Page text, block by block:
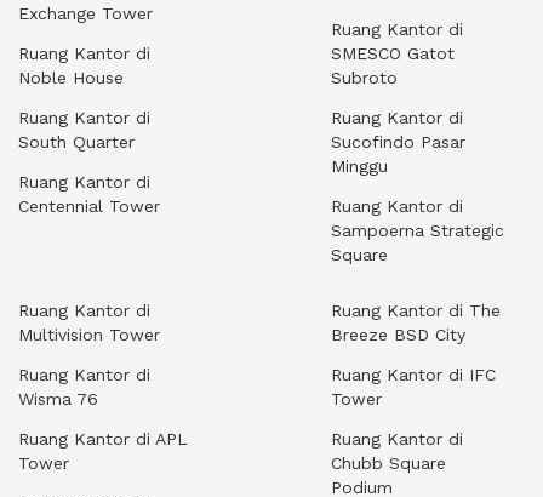
Exchange Tower
Ruang Kantor di
Noble House
Ruang Kantor di
South Quarter
Ruang Kantor di
Centennial Tower
Ruang Kantor di
SMESCO Gatot
Subroto
Ruang Kantor di
Sucofindo Pasar
Minggu
Ruang Kantor di
Sampoerna Strategic
Square
Ruang Kantor di
Multivision Tower
Ruang Kantor di
Wisma 76
Ruang Kantor di APL
Tower
Ruang Kantor di The
Breeze BSD City
Ruang Kantor di IFC
Tower
Ruang Kantor di
Chubb Square
Podium